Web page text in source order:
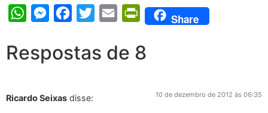
WhatsAppMessengerFacebook
Twitter Email PrintFriendly
Share
Respostas de 8
Ricardo Seixas disse: 10 de dezembro de 2012 às 06:35